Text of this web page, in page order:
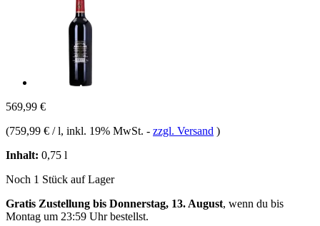
569,99 €
(759,99 € / l, inkl. 19% MwSt. - zzgl. Versand )
Inhalt: 0,75 l
Noch 1 Stück auf Lager
Gratis Zustellung bis Donnerstag, 13. August, wenn du bis
Montag um 23:59 Uhrbestellst.